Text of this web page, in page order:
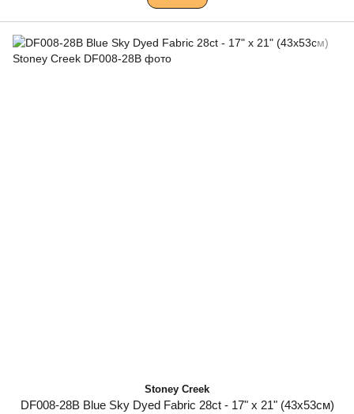
Stoney Creek
DF008-28B Blue Sky Dyed Fabric 28ct - 17" x 21" (43х53см)